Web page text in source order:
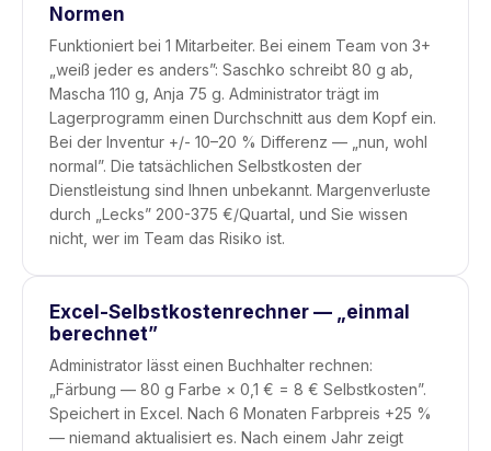
Normen
Funktioniert bei 1 Mitarbeiter. Bei einem Team von 3+
„weiß jeder es anders”: Saschko schreibt 80 g ab,
Mascha 110 g, Anja 75 g. Administrator trägt im
Lagerprogramm einen Durchschnitt aus dem Kopf ein.
Bei der Inventur +/- 10–20 % Differenz — „nun, wohl
normal”. Die tatsächlichen Selbstkosten der
Dienstleistung sind Ihnen unbekannt. Margenverluste
durch „Lecks” 200-375 €/Quartal, und Sie wissen
nicht, wer im Team das Risiko ist.
Excel-Selbstkostenrechner — „einmal
berechnet”
Administrator lässt einen Buchhalter rechnen:
„Färbung — 80 g Farbe × 0,1 € = 8 € Selbstkosten”.
Speichert in Excel. Nach 6 Monaten Farbpreis +25 %
— niemand aktualisiert es. Nach einem Jahr zeigt